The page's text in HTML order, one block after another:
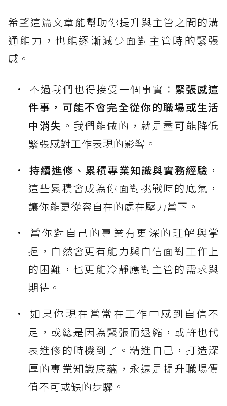
希望這篇文章能幫助你提升與主管之間的溝
通能力，也能逐漸減少面對主管時的緊張
感。
不過我們也得接受一個事實： 緊張感這
件事，可能不會完全從你的職場或生活
中消失 。我們能做的，就是盡可能降低
緊張感對工作表現的影響。
持續進修、累積專業知識與實務經驗 ，
這些累積會成為你面對挑戰時的底氣，
讓你能更從容自在的處在壓力當下。
當你對自己的專業有更深的理解與掌
握，自然會更有能力與自信面對工作上
的困難，也更能冷靜應對主管的需求與
期待。
如果你現在常常在工作中感到自信不
足，或總是因為緊張而退縮，或許也代
表進修的時機到了。精進自己，打造深
厚的專業知識底蘊，永遠是提升職場價
值不可或缺的步驟。